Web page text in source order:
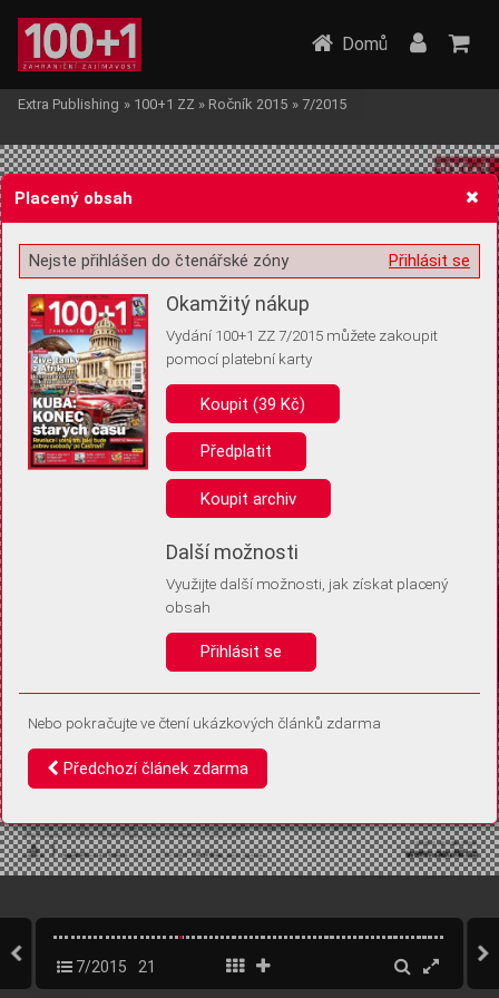
Žádost o souhlas s ukládáním volitelných informací
Pro základní fungování webu nepotřebujeme ukládat žádné informace
(tzv. cookies apod.). Rádi bychom vás ale požádali o souhlas s
uložením volitelných informací:
Anonymní unikátní ID
Díky němu příště poznáme, že se jedná o stejné zařízení, a
Identifikátor je zcela anonymní.
Vaše souhlasy a odmítnutí si ukládáme do vašeho zařízení, abychom se
vás už příště znovu neptali. Můžete je kdykoli později upravit ve Správě
Domů
Extra Publishing » 100+1 ZZ » Ročník 2015 » 7/2015
7/2015 21
Placený obsah
Přihlásit se
Nejste přihlášen do čtenářské zóny
Okamžitý nákup
Vydání 100+1 ZZ 7/2015 můžete zakoupit
pomocí platební karty
Koupit (39 Kč)
Předplatit
Koupit archiv
Další možnosti
Využijte další možnosti, jak získat placený
obsah
Přihlásit se
Nebo pokračujte ve čtení ukázkových článků zdarma
Předchozí článek zdarma